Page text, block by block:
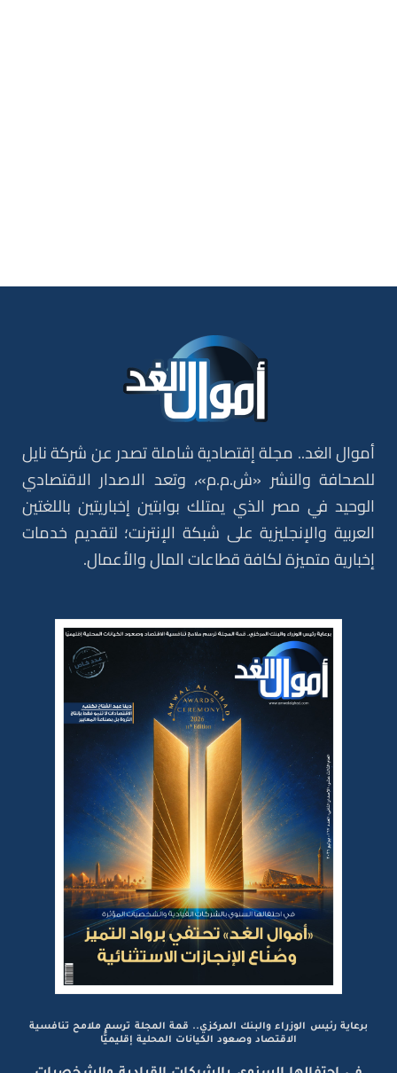
أموال الغد.. مجلة إقتصادية شاملة تصدر عن شركة نايل
للصحافة والنشر «ش.م.م»، وتعد الاصدار الاقتصادي
الوحيد في مصر الذي يمتلك بوابتين إخباريتين باللغتين
العربية والإنجليزية على شبكة الإنترنت؛ لتقديم خدمات
إخبارية متميزة لكافة قطاعات المال والأعمال.
برعاية رئيس الوزراء والبنك المركزي.. قمة المجلة ترسم ملامح تنافسية
الاقتصاد وصعود الكيانات المحلية إقليميًّا